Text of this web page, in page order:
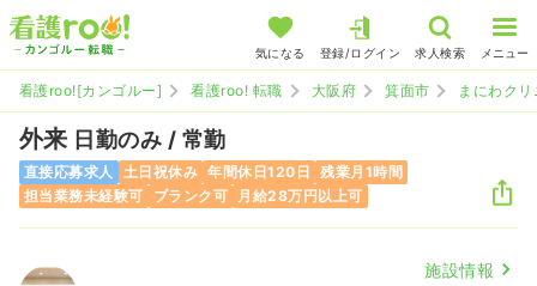
気になる 登録/ログイン 求人検索 メニュー
看護roo![カンゴルー] 看護roo! 転職 大阪府 箕面市 まにわク
外来 日勤のみ / 常勤
直接応募求人 土日祝休み 年間休日120日
残業月1時間
担当業務未経験可
ブランク可 月給28万円以上可
施設情報